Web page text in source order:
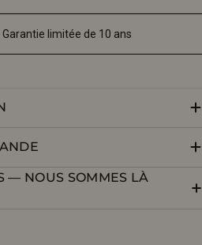
Garantie limitée de 10 ans
— NOUS SOMMES LÀ